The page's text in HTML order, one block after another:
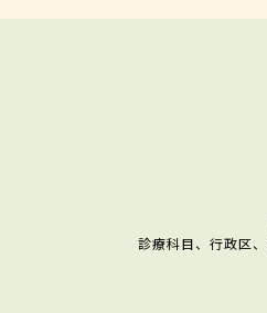
診療科目、行政区